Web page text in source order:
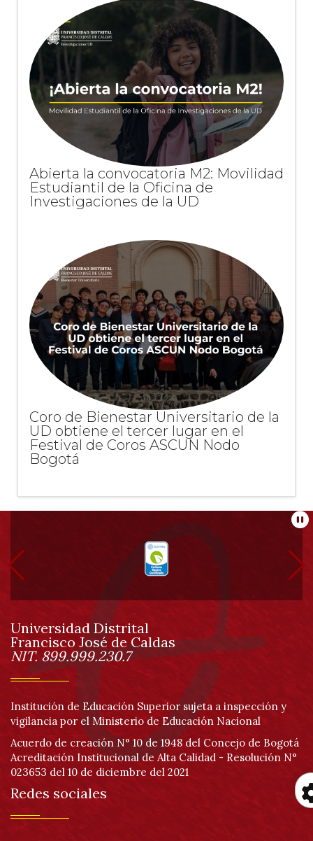
Abierta la convocatoria M2: Movilidad
Estudiantil de la Oficina de
Investigaciones de la UD
Coro de Bienestar Universitario de la
UD obtiene el tercer lugar en el
Festival de Coros ASCUN Nodo
Bogotá
Información
pie
de
página
Información
Universidad Distrital
Francisco José de Caldas
NIT. 899.999.230.7
Institución de Educación Superior sujeta a inspección y
vigilancia por el Ministerio de Educación Nacional
Acuerdo de creación N° 10 de 1948 del Concejo de Bogotá
Acreditación Institucional de Alta Calidad - Resolución N°
023653 del 10 de diciembre del 2021
Redes sociales